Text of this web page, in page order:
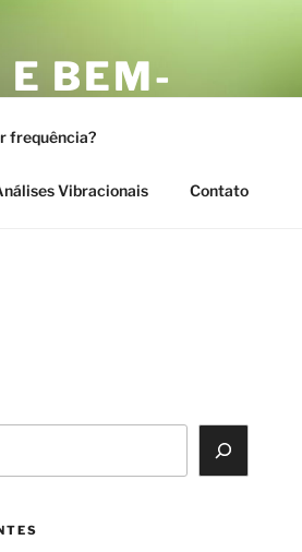
BEM-
frequência?
Vibracionais Contato